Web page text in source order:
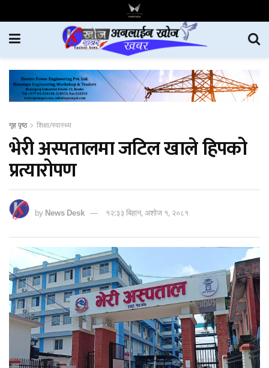
गृह पृष्ठ शिक्षा/स्वास्थ्य
भेरी अस्पतालमा जटिल खाले हिपको
प्रत्यारोपण
byNews Desk १२:३३ बिहान, अशोज १, २०८१